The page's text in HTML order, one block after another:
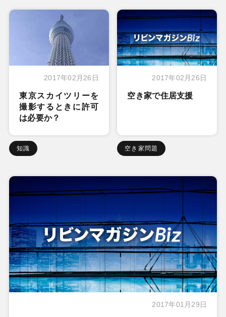
2017年02月26日
東京スカイツリーを
撮影するときに許可
は必要か？
知識
2017年02月26日
空き家で住居支援
空き家問題
2017年01月29日